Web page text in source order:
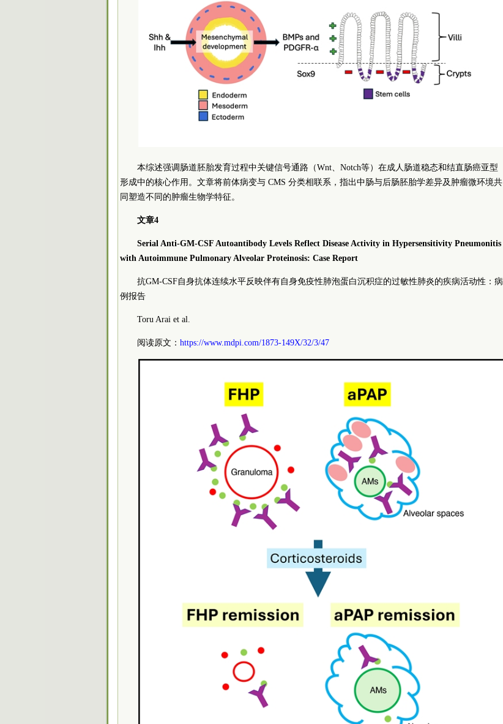
本综述强调肠道胚胎发育过程中关键信号通路（Wnt、Notch等）在成人肠道稳态和结直肠癌亚型
形成中的核心作用。文章将前体病变与 CMS 分类相联系，指出中肠与后肠胚胎学差异及肿瘤微环境共
同塑造不同的肿瘤生物学特征。
文章4
Serial Anti-GM-CSF Autoantibody Levels Reflect Disease Activity in Hypersensitivity Pneumonitis
with Autoimmune Pulmonary Alveolar Proteinosis: Case Report
抗GM-CSF自身抗体连续水平反映伴有自身免疫性肺泡蛋白沉积症的过敏性肺炎的疾病活动性：病
例报告
Toru Arai et al.
阅读原文： https://www.mdpi.com/1873-149X/32/3/47